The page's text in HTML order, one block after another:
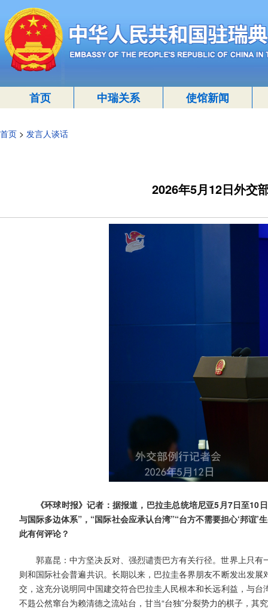
首页 中瑞关系 使馆新闻
首页 > 发言人谈话
2026年5月12日外交
《环球时报》记者：据报道，巴拉圭总统培尼亚5月7日至
与国际多边体系”，“国际社会应承认台湾”“台方不需要担心‘邦谊
此有何评论？
郭嘉昆：中方坚决反对、强烈谴责巴方有关行径。世界上只
则和国际社会普遍共识。长期以来，巴拉圭各界朋友不断发出发
交，这充分说明同中国建交符合巴拉圭人民根本和长远利益，与
不韪公然窜台为赖清德之流站台，甘当“台独”分裂势力的棋子，